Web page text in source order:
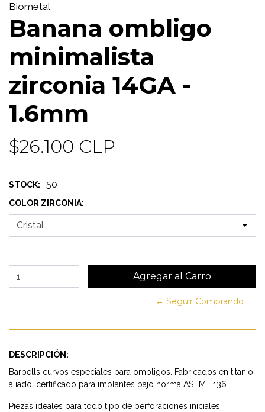
Biometal
Banana ombligo
minimalista
zirconia 14GA -
1.6mm
$26.100 CLP
STOCK: 50
COLOR ZIRCONIA:
← Seguir Comprando
DESCRIPCIÓN:
Barbells curvos especiales para ombligos. Fabricados en titanio
aliado, certificado para implantes bajo norma ASTM F136.
Piezas ideales para todo tipo de perforaciones iniciales.